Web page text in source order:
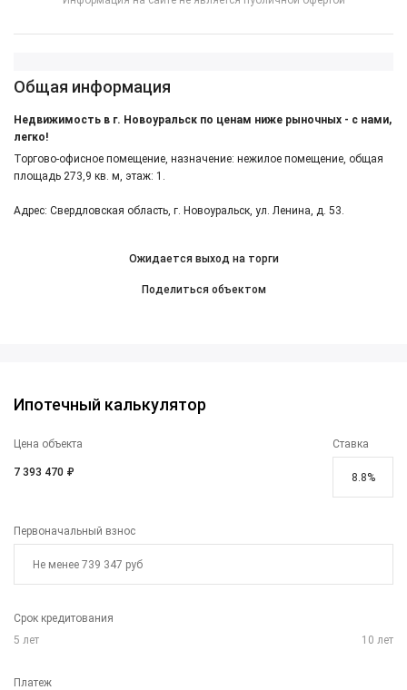
Общая информация
Недвижимость в г. Новоуральск по ценам ниже рыночных - с нами,
легко!
Торгово-офисное помещение, назначение: нежилое помещение, общая
площадь 273,9 кв. м, этаж: 1.
Адрес: Свердловская область, г. Новоуральск, ул. Ленина, д. 53.
Ожидается выход на торги
Поделиться объектом
Ипотечный калькулятор
Цена объекта
7 393 470 ₽
Ставка
Первоначальный взнос
Срок кредитования
5 лет 10 лет
Платеж